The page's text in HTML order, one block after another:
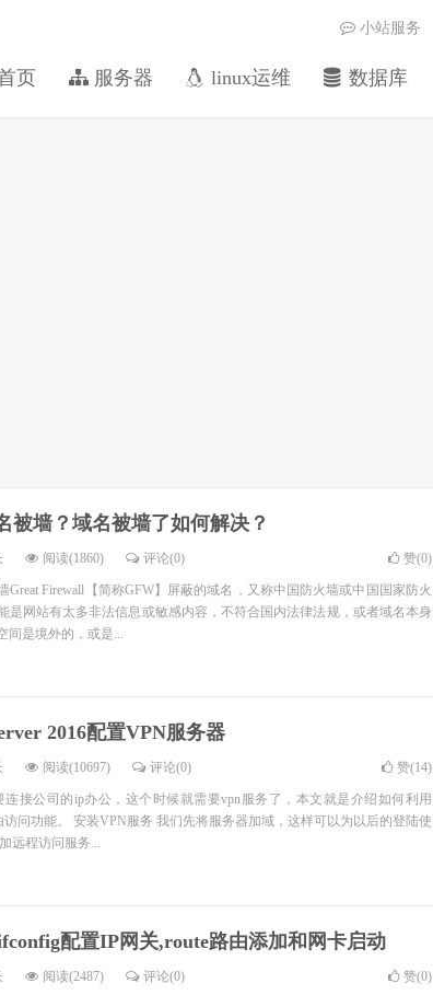
页 服务器 linux运维 数据库
小站服务
被墙？域名被墙了如何解决？
阅读(1860) 评论(0) 赞(0)
Great Firewall【简称GFW】屏蔽的域名，又称中国防火墙或中国国家防火
是网站有太多非法信息或敏感内容，不符合国内法律法规，或者域名本身
间是境外的，或是...
2016配置VPN服务器
阅读(10697) 评论(0) 赞(14)
接公司的ip办公，这个时候就需要vpn服务了，本文就是介绍如何利用
访问功能。 安装VPN服务 我们先将服务器加域，这样可以为以后的登陆使
远程访问服务...
配置IP网关,route路由添加和网卡启动
阅读(2487) 评论(0) 赞(0)